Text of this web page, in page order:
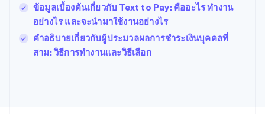
ข้อมูลเบื้องต้นเกี่ยวกับ Text to Pay: คืออะไร ทำงาน
อย่างไร และจะนำมาใช้งานอย่างไร
คำอธิบายเกี่ยวกับผู้ประมวลผลการชําระเงินบุคคลที่
สาม: วิธีการทํางานและวิธีเลือก
มอลตา
English
มาเลเซีย
English 简体中文
เม็กซิโก